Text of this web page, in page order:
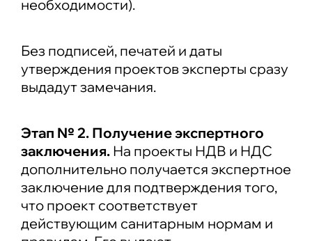
необходимости).
Без подписей, печатей и даты
утверждения проектов эксперты сразу
выдадут замечания.
Этап № 2. Получение экспертного
заключения. На проекты НДВ и НДС
дополнительно получается экспертное
заключение для подтверждения того,
что проект соответствует
действующим санитарным нормам и